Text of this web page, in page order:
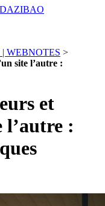
WEBNOTES >
site l’autre :
et
: